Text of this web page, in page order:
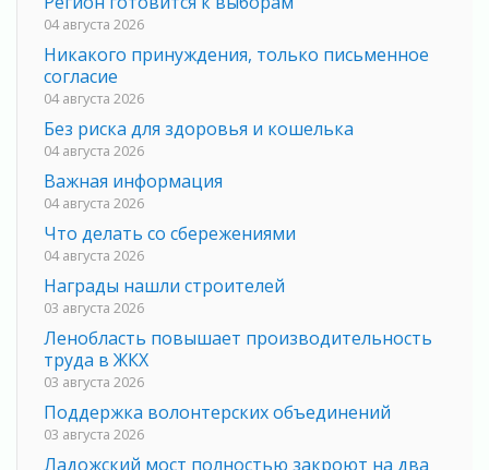
04 августа 2026
Никакого принуждения, только письменное
согласие
04 августа 2026
Без риска для здоровья и кошелька
04 августа 2026
Важная информация
04 августа 2026
Что делать со сбережениями
04 августа 2026
Награды нашли строителей
03 августа 2026
Ленобласть повышает производительность
труда в ЖКХ
03 августа 2026
Поддержка волонтерских объединений
03 августа 2026
Ладожский мост полностью закроют на два